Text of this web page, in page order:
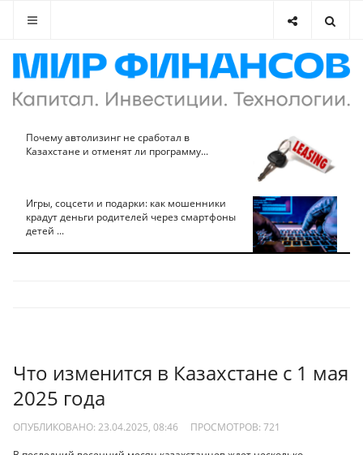
Почему автолизинг не сработал в
Казахстане и отменят ли программу...
Игры, соцсети и подарки: как мошенники
крадут деньги родителей через смартфоны
детей ...
Что изменится в Казахстане с 1 мая
2025 года
ОПУБЛИКОВАНО: 23.04.2025, 08:46 ПРОСМОТРОВ: 721